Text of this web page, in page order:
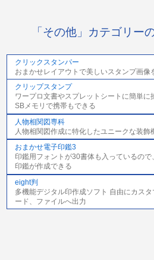
「その他」カテゴリー
クリックスタンパー
おまかせレイアウトで美しいスタンプ画像
クリップスタンプ
ワープロ文書やスプレットシートに簡単に
SBメモリで携帯もできる
人物相関図専科
人物相関図作成に特化したユニークな装飾
おまかせ電子印鑑3
印鑑用フォントが30書体も入っているの
印鑑が作成できる
eight判
多機能デジタル印作成ソフト 自由にカス
ード、ファイルへ出力